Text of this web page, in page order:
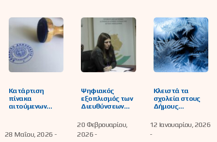
Κατάρτιση
πίνακα
αιτούμενων
οργανικά
28 Μαΐου, 2026 -
Ψηφιακός
εξοπλισμός των
Διευθύνσεων
Δυτικής
Μακεδονίας
20 Φεβρουαρίου,
2026 -
Κλειστά τα
σχολεία στους
Δήμους
Πρεσπών και
Φλώρινας
12 Ιανουαρίου, 2026
-